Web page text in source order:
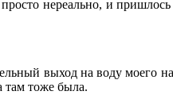
нереально, и
выход на воду моего
там тоже была.